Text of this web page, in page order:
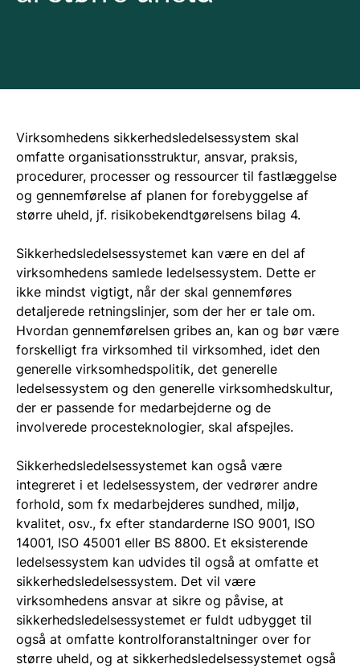
Virksomhedens sikkerhedsledelsessystem skal
omfatte organisationsstruktur, ansvar, praksis,
procedurer, processer og ressourcer til fastlæggelse
og gennemførelse af planen for forebyggelse af
større uheld, jf. risikobekendtgørelsens bilag 4.
Sikkerhedsledelsessystemet kan være en del af
virksomhedens samlede ledelsessystem. Dette er
ikke mindst vigtigt, når der skal gennemføres
detaljerede retningslinjer, som der her er tale om.
Hvordan gennemførelsen gribes an, kan og bør være
forskelligt fra virksomhed til virksomhed, idet den
generelle virksomhedspolitik, det generelle
ledelsessystem og den generelle virksomhedskultur,
der er passende for medarbejderne og de
involverede procesteknologier, skal afspejles.
Sikkerhedsledelsessystemet kan også være
integreret i et ledelsessystem, der vedrører andre
forhold, som fx medarbejderes sundhed, miljø,
kvalitet, osv., fx efter standarderne ISO 9001, ISO
14001, ISO 45001 eller BS 8800. Et eksisterende
ledelsessystem kan udvides til også at omfatte et
sikkerhedsledelsessystem. Det vil være
virksomhedens ansvar at sikre og påvise, at
sikkerhedsledelsessystemet er fuldt udbygget til
også at omfatte kontrolforanstaltninger over for
større uheld, og at sikkerhedsledelsessystemet også